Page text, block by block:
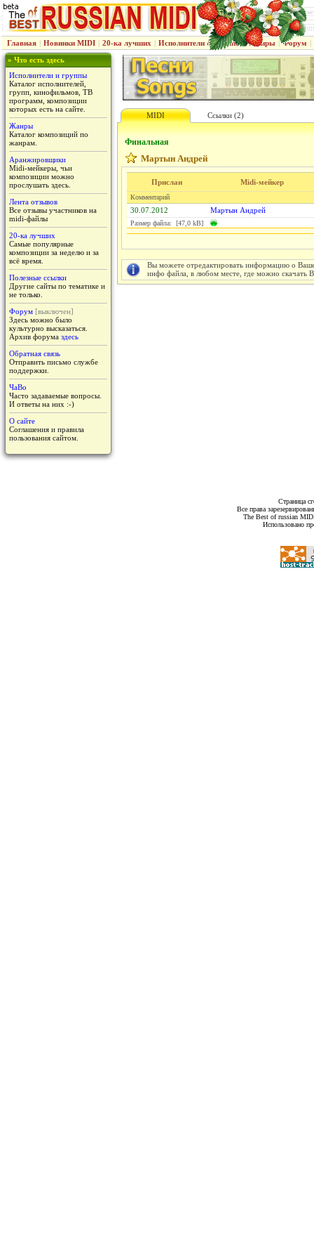
Главная | Новинки MIDI | 20-ка лучших | Исполнители & группы | Жанры | Форум |
» Что есть здесь
Исполнители и группы
Каталог исполнителей,
групп, кинофильмов, ТВ
программ, композиции
которых есть на сайте.
Жанры
Каталог композиций по
жанрам.
Аранжировщики
Midi-мейкеры, чьи
композиции можно
прослушать здесь.
Лента отзывов
Все отзывы участников на
midi-файлы
20-ка лучших
Самые популярные
композиции за неделю и за
всё время.
Полезные ссылки
Другие сайты по тематике и
не только.
Форум [выключен]
Здесь можно было
культурно высказаться.
Архив форума здесь
Обратная связь
Отправить письмо службе
поддержки.
ЧаВо
Часто задаваемые вопросы.
И ответы на них :-)
О сайте
Соглашения и правила
пользования сайтом.
MIDI Ссылки (2)
Финальная
Мартын Андрей
Прислан Midi-мейкер
Комментарий
30.07.2012 Мартын Андрей
Размер файла: [47,0 kB]
Вы можете отредактировать информацию о
инфо файла, в любом месте, где можно скачать
Страница
Все права
The Best of russian
Использовано